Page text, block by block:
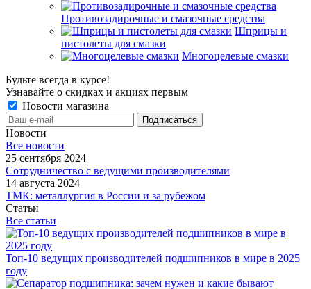
Противозадирочные и смазочные средства
Шприцы и
пистолеты для смазки
Многоцелевые смазки
Будьте всегда в курсе!
Узнавайте о скидках и акциях первым
Новости магазина
Новости
Все новости
25 сентября 2024
Сотрудничество с ведущими производителями
14 августа 2024
ТМК: металлургия в России и за рубежом
Статьи
Все статьи
Топ-10 ведущих производителей подшипников в мире в 2025
году